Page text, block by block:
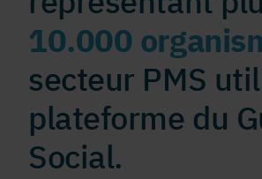
10.000
secteur PMS
plateforme du
Social.